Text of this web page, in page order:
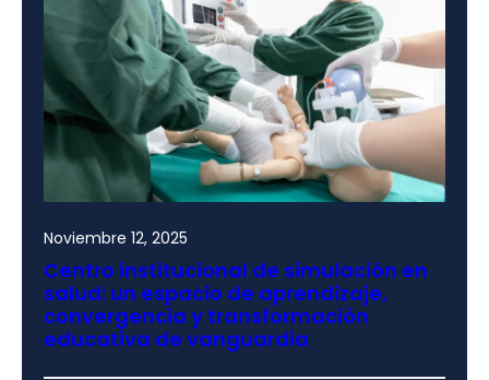
Noviembre 12, 2025
Centro institucional de simulación en
salud: un espacio de aprendizaje,
convergencia y transformación
educativa de vanguardia